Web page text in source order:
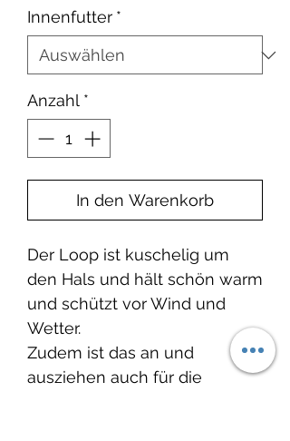
Innenfutter *
Anzahl *
In den Warenkorb
Der Loop ist kuschelig um
den Hals und hält schön warm
und schützt vor Wind und
Wetter.
Zudem ist das an und
ausziehen auch für die